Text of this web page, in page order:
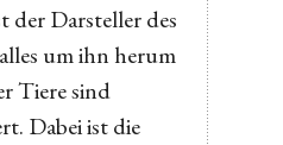
der Darsteller des
um ihn herum
Tiere sind
Dabei ist die